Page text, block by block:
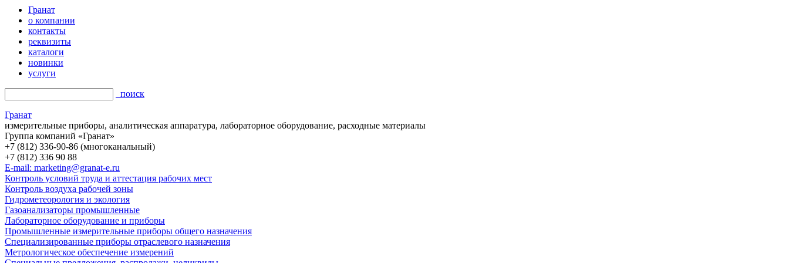
Гранат
о компании
контакты
реквизиты
каталоги
новинки
услуги
поиск
Гранат
измерительные приборы, аналитическая аппаратура, лабораторное оборудование, расходные материалы
Группа компаний «Гранат»
+7 (812) 336-90-86 (многоканальный)
+7 (812) 336 90 88
E-mail: marketing@granat-e.ru
Контроль условий труда и аттестация рабочих мест
Контроль воздуха рабочей зоны
Гидрометеорология и экология
Газоанализаторы промышленные
Лабораторное оборудование и приборы
Промышленные измерительные приборы общего назначения
Специализированные приборы отраслевого назначения
Метрологическое обеспечение измерений